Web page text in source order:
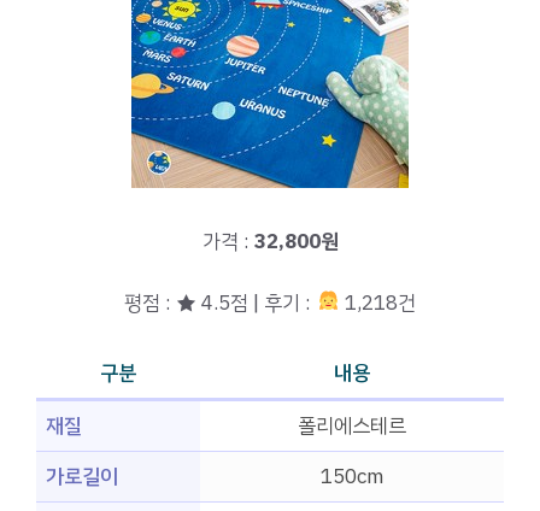
가격 : 32,800원
평점 : ★ 4.5점 | 후기 : 1,218건
구분
내용
재질
폴리에스테르
가로길이
150cm